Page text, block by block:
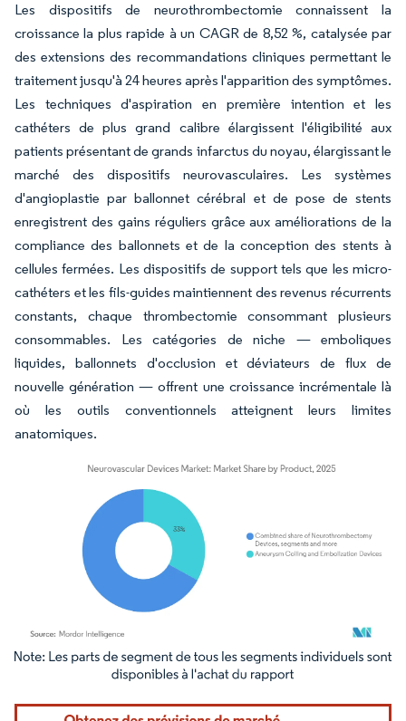
Les dispositifs de neurothrombectomie connaissent la
croissance la plus rapide à un CAGR de 8,52 %, catalysée par
des extensions des recommandations cliniques permettant le
traitement jusqu'à 24 heures après l'apparition des symptômes.
Les techniques d'aspiration en première intention et les
cathéters de plus grand calibre élargissent l'éligibilité aux
patients présentant de grands infarctus du noyau, élargissant le
marché des dispositifs neurovasculaires. Les systèmes
d'angioplastie par ballonnet cérébral et de pose de stents
enregistrent des gains réguliers grâce aux améliorations de la
compliance des ballonnets et de la conception des stents à
cellules fermées. Les dispositifs de support tels que les micro-
cathéters et les fils-guides maintiennent des revenus récurrents
constants, chaque thrombectomie consommant plusieurs
consommables. Les catégories de niche — emboliques
liquides, ballonnets d'occlusion et déviateurs de flux de
nouvelle génération — offrent une croissance incrémentale là
où les outils conventionnels atteignent leurs limites
anatomiques.
Image © Mordor Intelligence. La réutilisation nécessite une attribution sous CC BY